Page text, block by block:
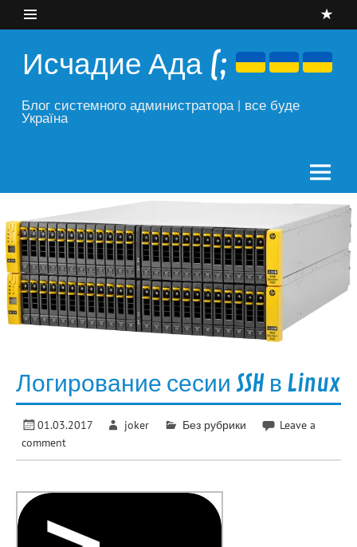
content
Исчадие Ада (;
Блог системного администратора | все буде
Україна
Логирование сесии SSH в Linux
01.03.2017 joker Без рубрики
Leave a
comment